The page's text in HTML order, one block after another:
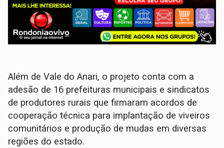
Além de Vale do Anari, o projeto conta com a
adesão de 16 prefeituras municipais e sindicatos
de produtores rurais que firmaram acordos de
cooperação técnica para implantação de viveiros
comunitários e produção de mudas em diversas
regiões do estado.